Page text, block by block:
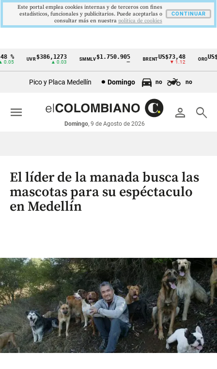
Cintillo
económicos
Colombia
UVR$386,1273
▲ 0.03
SMMLV$1.750.905 BRENTUS$73,48
▼ 1.12
ORO
Pico y Placa Medellín Domingo no no
person search
Domingo, 9 de Agosto de 2026
menu
El líder de la manada busca las
mascotas para su espéctaculo
en Medellín
Este portal emplea cookies internas y de terceros con fines
estadísticos, funcionales y publicitarios. Puede aceptarlas o
consultar más en nuestra politica de cookies
CONTINUAR